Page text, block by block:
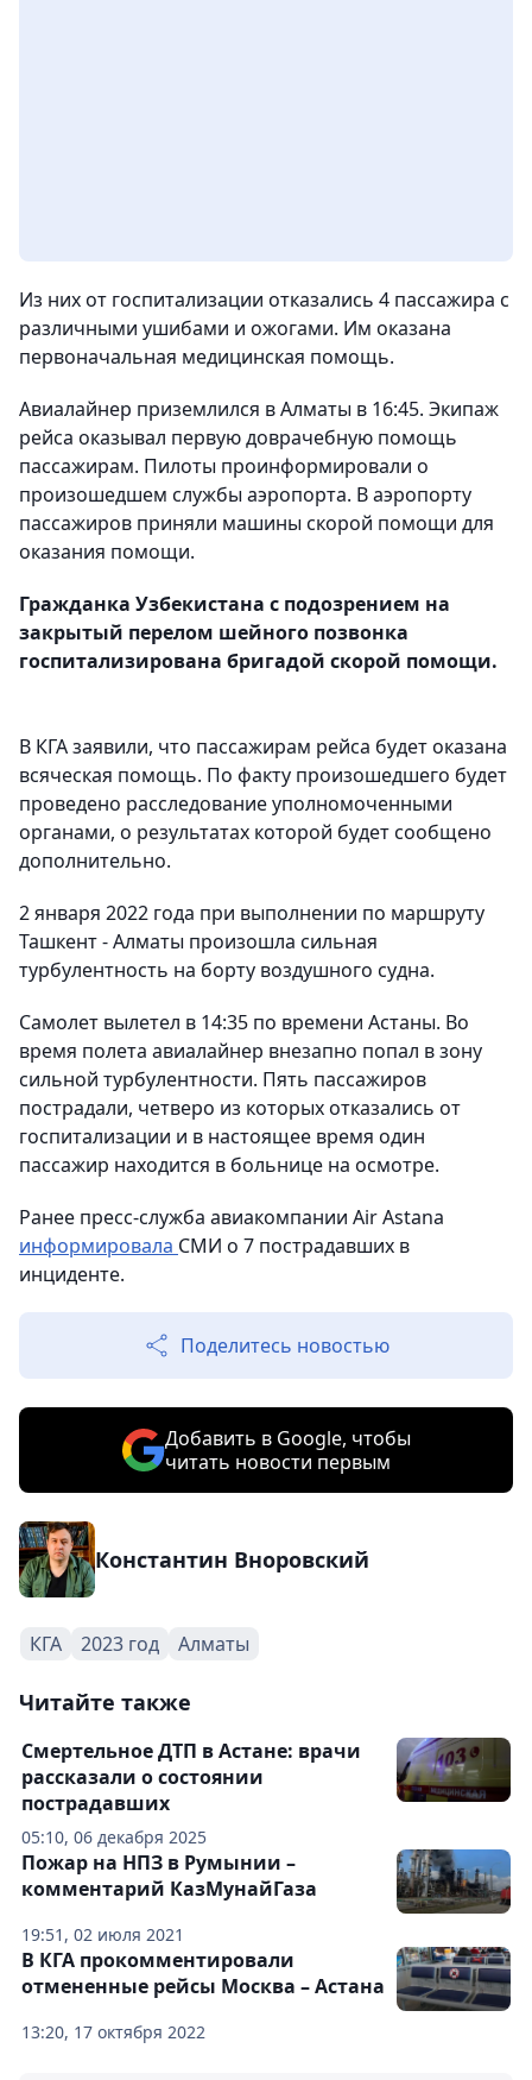
Из них от госпитализации отказались 4 пассажира с
различными ушибами и ожогами. Им оказана
первоначальная медицинская помощь.
Авиалайнер приземлился в Алматы в 16:45. Экипаж
рейса оказывал первую доврачебную помощь
пассажирам. Пилоты проинформировали о
произошедшем службы аэропорта. В аэропорту
пассажиров приняли машины скорой помощи для
оказания помощи.
Гражданка Узбекистана с подозрением на
закрытый перелом шейного позвонка
госпитализирована бригадой скорой помощи.
В КГА заявили, что пассажирам рейса будет оказана
всяческая помощь. По факту произошедшего будет
проведено расследование уполномоченными
органами, о результатах которой будет сообщено
дополнительно.
2 января 2022 года при выполнении по маршруту
Ташкент - Алматы произошла сильная
турбулентность на борту воздушного судна.
Самолет вылетел в 14:35 по времени Астаны. Во
время полета авиалайнер внезапно попал в зону
сильной турбулентности. Пять пассажиров
пострадали, четверо из которых отказались от
госпитализации и в настоящее время один
пассажир находится в больнице на осмотре.
Ранее пресс-служба авиакомпании Air Astana
информировала СМИ о 7 пострадавших в
инциденте.
Поделитесь новостью
Добавить в Google, чтобы
читать новости первым
Константин Вноровский
КГА 2023 год Алматы
Читайте также
05:10, 06 декабря 2025
Смертельное ДТП в Астане: врачи
рассказали о состоянии
пострадавших
19:51, 02 июля 2021
Пожар на НПЗ в Румынии –
комментарий КазМунайГаза
13:20, 17 октября 2022
В КГА прокомментировали
отмененные рейсы Москва – Астана